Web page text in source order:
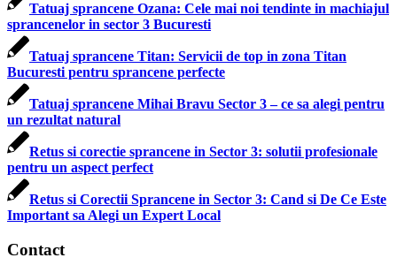
Tatuaj sprancene Ozana: Cele mai noi tendinte in machiajul
sprancenelor in sector 3 Bucuresti
Tatuaj sprancene Titan: Servicii de top in zona Titan
Bucuresti pentru sprancene perfecte
Tatuaj sprancene Mihai Bravu Sector 3 – ce sa alegi pentru
un rezultat natural
Retus si corectie sprancene in Sector 3: solutii profesionale
pentru un aspect perfect
Retus si Corectii Sprancene in Sector 3: Cand si De Ce Este
Important sa Alegi un Expert Local
Contact